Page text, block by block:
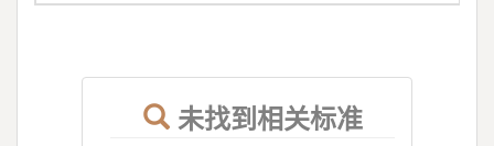
未找到相关标准